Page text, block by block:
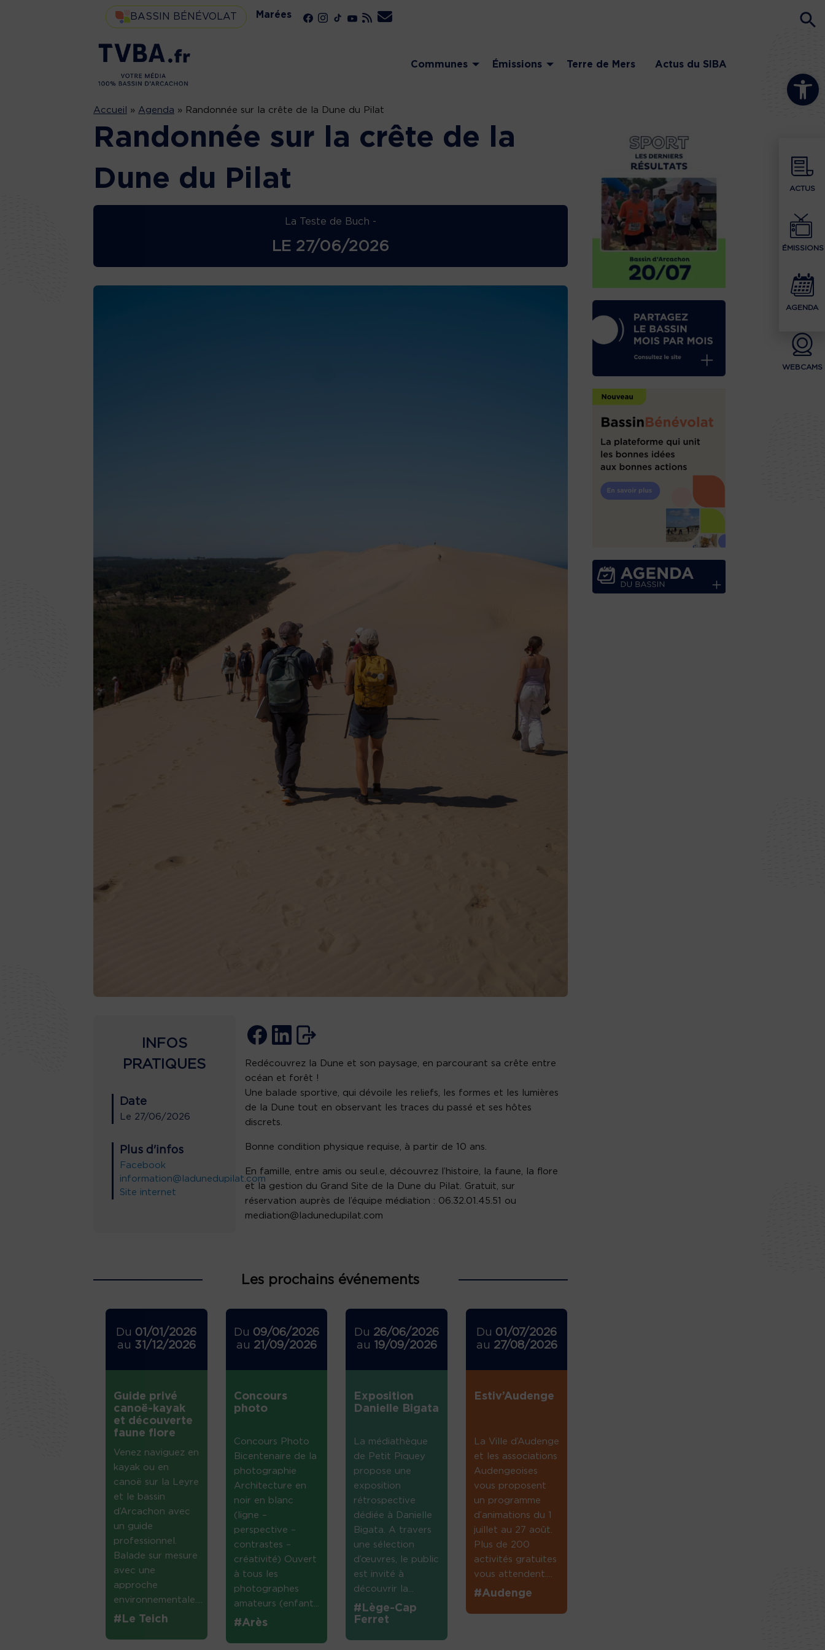
Ouvrir la
ACTUS
ÉMISSIONS
AGENDA
WEBCAMS
BASSIN BÉNÉVOLAT Marées
Communes Émissions Terre de Mers Actus du SIBA
Accueil » Agenda » Randonnée sur la crête de la Dune du Pilat
Randonnée sur la crête de la
Dune du Pilat
La Teste de Buch -
LE 27/06/2026
INFOS
PRATIQUES
Date
Le 27/06/2026
Plus d'infos
Facebook
information@ladunedupilat.com
Site internet
Redécouvrez la Dune et son paysage, en parcourant sa crête entre
océan et forêt !
Une balade sportive, qui dévoile les reliefs, les formes et les lumières
de la Dune tout en observant les traces du passé et ses hôtes
discrets.
Bonne condition physique requise, à partir de 10 ans.
En famille, entre amis ou seul.e, découvrez l’histoire, la faune, la flore
et la gestion du Grand Site de la Dune du Pilat. Gratuit, sur
réservation auprès de l’équipe médiation : 06.32.01.45.51 ou
mediation@ladunedupilat.com
Les prochains événements
Du 01/01/2026
au 31/12/2026
Guide privé
canoë-kayak
et découverte
faune flore
Venez naviguez en
kayak ou en
canoë sur la Leyre
et le bassin
d’Arcachon avec
un guide
professionnel.
Balade sur mesure
avec une
approche
environnementale....
#Le Teich
Du 09/06/2026
au 21/09/2026
Concours
photo
Concours Photo
Bicentenaire de la
photographie
Architecture en
noir en blanc
(ligne –
perspective –
contrastes –
créativité) Ouvert
à tous les
photographes
amateurs (enfant...
#Arès
Du 26/06/2026
au 19/09/2026
Exposition
Danielle Bigata
La médiathèque
de Petit Piquey
propose une
exposition
rétrospective
dédiée à Danielle
Bigata. A travers
une sélection
d’œuvres, le public
est invité à
découvrir la...
#Lège-Cap
Ferret
Du 01/07/2026
au 27/08/2026
Estiv’Audenge
La Ville d’Audenge
et les associations
Audengeoises
vous proposent
un programme
d’animations du 1
juillet au 27 août.
Plus de 200
activités gratuites
vous attendent....
#Audenge